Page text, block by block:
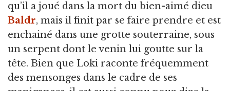
qu’il a joué dans la mort du bien-aimé dieu
Baldr, mais il finit par se faire prendre et est
enchainé dans une grotte souterraine, sous
un serpent dont le venin lui goutte sur la
tête. Bien que Loki raconte fréquemment
des mensonges dans le cadre de ses